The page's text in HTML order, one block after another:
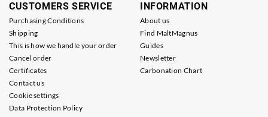
CUSTOMERS SERVICE
Purchasing Conditions
Shipping
This is how we handle your order
Cancel order
Certificates
Contact us
Cookie settings
Data Protection Policy
INFORMATION
About us
Find MaltMagnus
Guides
Newsletter
Carbonation Chart